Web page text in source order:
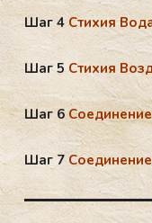
Шаг 4Стихия
Шаг 5Стихия
Шаг 6
Шаг 7